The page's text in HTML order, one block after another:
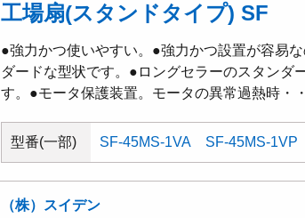
工場扇(スタンドタイプ) SF
●強力かつ使いやすい。●強力かつ設置が容易
ダードな型状です。●ロングセラーのスタンダ
す。●モータ保護装置。モータの異常過熱時・
型番(一部) SF-45MS-1VA SF-45MS-1VP
（株）スイデン